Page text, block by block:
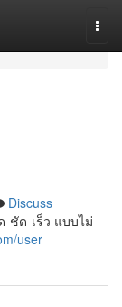
Discuss
ชัด-เร็ว แบบไม่
user